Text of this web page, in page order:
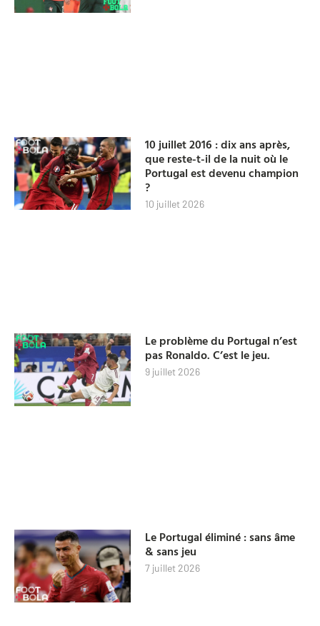
10 juillet 2016 : dix ans après,
que reste-t-il de la nuit où le
Portugal est devenu champion
?
10 juillet 2026
Le problème du Portugal n’est
pas Ronaldo. C’est le jeu.
9 juillet 2026
Le Portugal éliminé : sans âme
& sans jeu
7 juillet 2026